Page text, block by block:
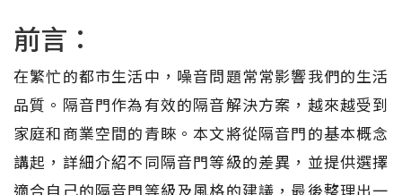
前言：
在繁忙的都市生活中，噪音問題常常影響我們的生活
品質。隔音門作為有效的隔音解決方案，越來越受到
家庭和商業空間的青睞。本文將從隔音門的基本概念
講起，詳細介紹不同隔音門等級的差異，並提供選擇
適合自己的隔音門等級及風格的建議，最後整理出一